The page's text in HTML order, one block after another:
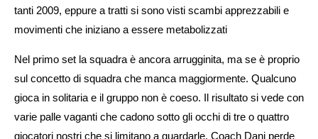
tanti 2009, eppure a tratti si sono visti scambi apprezzabili e
movimenti che iniziano a essere metabolizzati
Nel primo set la squadra è ancora arrugginita, ma se è proprio
sul concetto di squadra che manca maggiormente. Qualcuno
gioca in solitaria e il gruppo non è coeso. Il risultato si vede con
varie palle vaganti che cadono sotto gli occhi di tre o quattro
giocatori nostri che si limitano a guardarle. Coach Dani perde